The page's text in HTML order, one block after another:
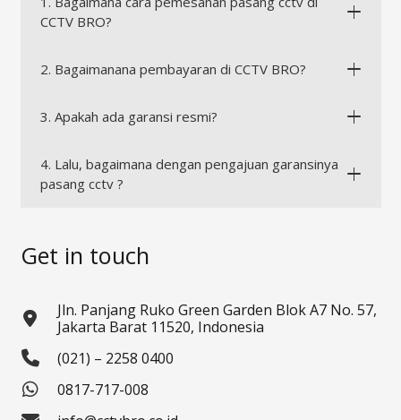
CCTV BRO?
2. Bagaimanana pembayaran di CCTV BRO?
3. Apakah ada garansi resmi?
4. Lalu, bagaimana dengan pengajuan garansinya
pasang cctv ?
Get in touch
Jln. Panjang Ruko Green Garden Blok A7 No. 57,
Jakarta Barat 11520, Indonesia
(021) – 2258 0400
0817-717-008